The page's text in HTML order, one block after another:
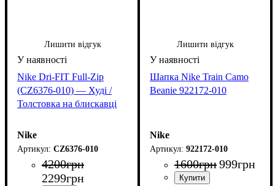
Лишити відгук
Nike Dri-FIT Full-Zip
(CZ6376-010) — Худі /
Толстовка на блискавці
Nike
CZ6376-010
4200грн
2299грн
Лишити відгук
Шапка Nike Train Camo
Beanie 922172-010
Nike
922172-010
1600грн999грн